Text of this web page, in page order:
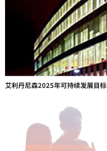
艾利丹尼森2025年可持续发展目标